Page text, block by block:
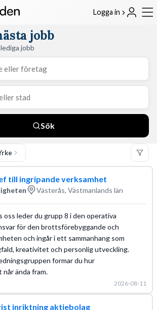
Logga in
jobb
lediga jobb
Sök
till ingripande verksamhet
Västerås, Västmanlands län
oss leder du grupp 8 i den operativa
för den brottsförebyggande och
och ingår i ett sammanhang som
kreativitet och personlig utveckling.
formar du hur
ända fram.
2026-08-11
inriktning aktiebolag